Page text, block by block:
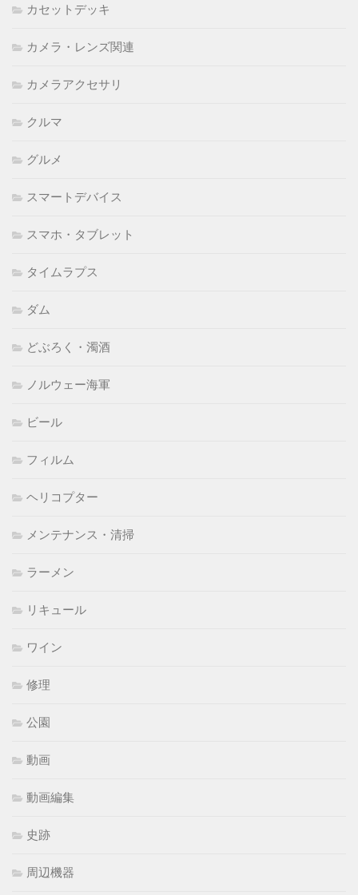
カセットデッキ
カメラ・レンズ関連
カメラアクセサリ
クルマ
グルメ
スマートデバイス
スマホ・タブレット
タイムラプス
ダム
どぶろく・濁酒
ノルウェー海軍
ビール
フィルム
ヘリコプター
メンテナンス・清掃
ラーメン
リキュール
ワイン
修理
公園
動画
動画編集
史跡
周辺機器